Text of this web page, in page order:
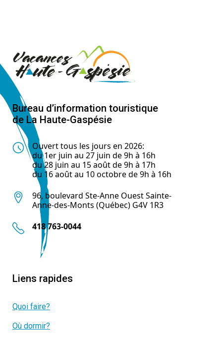
Bureau d’information touristique
de La Haute-Gaspésie
Ouvert tous les jours en 2026:
du 1er juin au 27 juin de 9h à 16h
du 28 juin au 15 août de 9h à 17h
du 16 août au 10 octobre de 9h à 16h
96, boulevard Ste-Anne Ouest Sainte-
Anne-des-Monts (Québec) G4V 1R3
418 763-0044
Liens rapides
Quoi faire?
Où dormir?